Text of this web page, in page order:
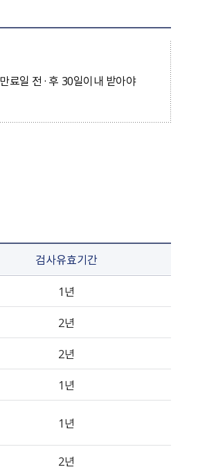
료일 전 · 후 30일이내 받아야
검사유효기간
1년
2년
2년
1년
1년
2년